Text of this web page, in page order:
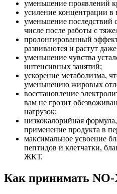
уменьшение проявлений
усиление концентрации в
уменьшение последствий
числе после работы с
пролонгированный
развиваются и растут
уменьшение чувства
интенсивных занятий;
ускорение метаболизма,
уменьшению жировых
восстановление
вам не грозит
нагрузок;
низкокалорийная
применение продукта в
максимальное усвоение
пептидов и клетчатки,
ЖКТ.
Как принимать NO-